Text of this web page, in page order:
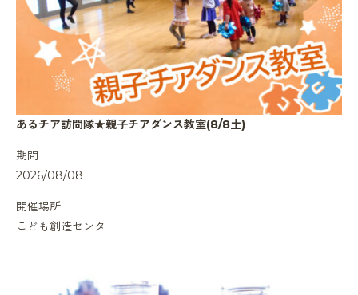
あるチア訪問隊★親子チアダンス教室(8/8土)
期間
2026/08/08
開催場所
こども創造センター